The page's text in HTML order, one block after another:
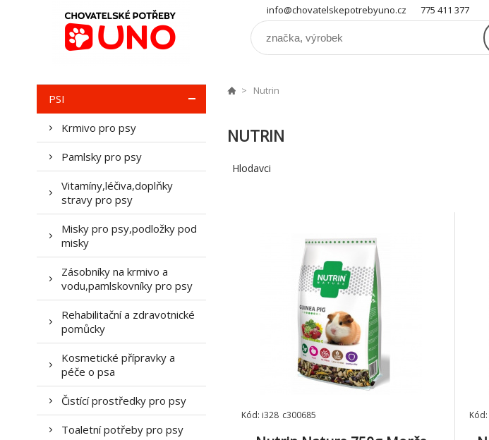
info@chovatelskepotrebyuno.cz 775 411 377
PSI
Krmivo pro psy
Pamlsky pro psy
Vitamíny,léčiva,doplňky
stravy pro psy
Misky pro psy,podložky pod
misky
Zásobníky na krmivo a
vodu,pamlskovníky pro psy
Rehabilitační a zdravotnické
pomůcky
Kosmetické přípravky a
péče o psa
Čistící prostředky pro psy
Toaletní potřeby pro psy
Nutrin
NUTRIN
Hlodavci
Kód: i328_c300685